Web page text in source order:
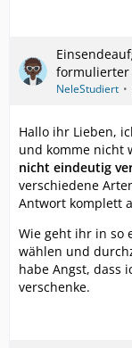
formulierter
NeleStudiert
Hallo ihr Lieben,
und komme nicht
nicht eindeutig
verschiedene
Antwort komplett
Wie geht ihr in so
wählen und
habe Angst, dass
verschenke.